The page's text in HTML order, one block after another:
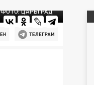
ФОТО: ЦАРЬГРАД